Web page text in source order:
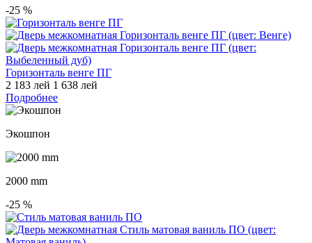
-25 %
Горизонталь венге ПГ
2 183 лей 1 638 лей
Подробнее
Экошпон
2000 mm
-25 %